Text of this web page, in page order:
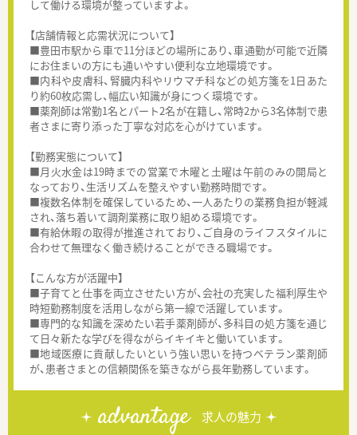
して働ける環境が整っていますよ。
【店舗情報と応需状況について】
■豊田市駅から車で11分ほどの場所にあり、車通勤が可能で近隣
にお住まいの方にも通いやすい便利な立地環境です。
■内科や皮膚科、腎臓内科やリウマチ科などの処方箋を1日あた
り約60枚応需し、幅広い知識が身につく環境です。
■薬剤師は常勤1名とパート2名が在籍し、常時2から3名体制で患
者さまに寄り添った丁寧な対応を心がけています。
【勤務実態について】
■月火水金は19時までの営業で木曜と土曜は午前のみの開局と
なっており、生活リズムを整えやすい勤務時間です。
■複数名体制を確保しているため、一人あたりの業務負担が軽減
され、落ち着いて調剤業務に取り組める環境です。
■有給休暇の取得が推進されており、ご自身のライフスタイルに
合わせて無理なく働き続けることができる職場です。
【こんな方が活躍中】
■子育てと仕事を両立させたい方が、会社の充実した福利厚生や
時短勤務制度を活用しながら第一線で活躍しています。
■専門的な知識を深めたい若手薬剤師が、多科目の処方箋を通じ
て日々新たな学びを得ながらイキイキと働いています。
■地域医療に貢献したいという強い思いを持つベテラン薬剤師
が、患者さまとの信頼関係を築きながら長年勤務しています。
advantage 求人の魅力